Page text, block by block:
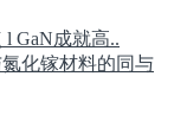
l GaN成就高..
化镓材料的同与